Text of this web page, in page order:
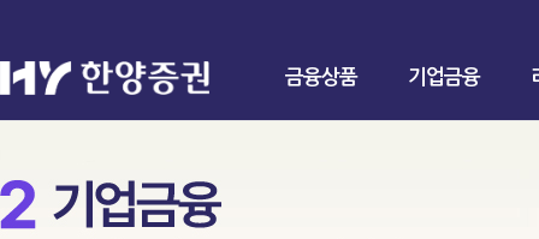
금융상품 기업금융